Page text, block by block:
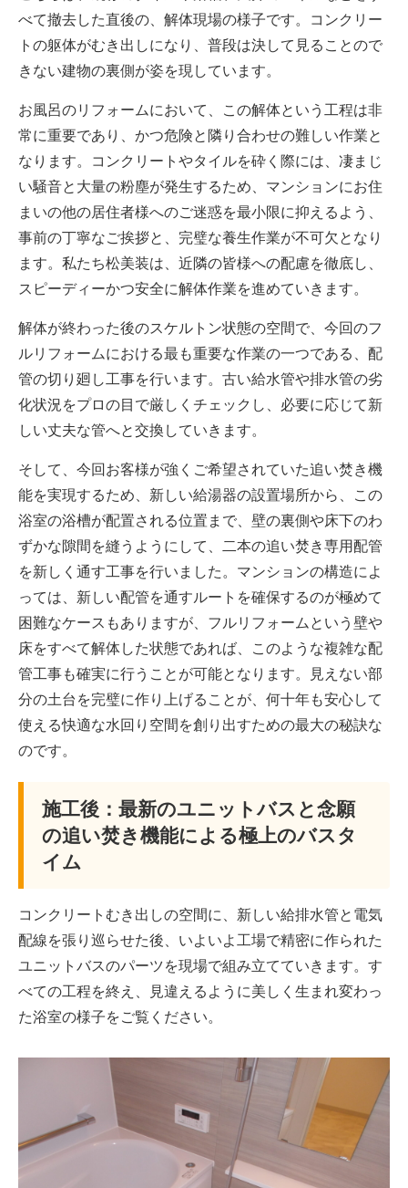
べて撤去した直後の、解体現場の様子です。コンクリー
トの躯体がむき出しになり、普段は決して見ることので
きない建物の裏側が姿を現しています。
お風呂のリフォームにおいて、この解体という工程は非
常に重要であり、かつ危険と隣り合わせの難しい作業と
なります。コンクリートやタイルを砕く際には、凄まじ
い騒音と大量の粉塵が発生するため、マンションにお住
まいの他の居住者様へのご迷惑を最小限に抑えるよう、
事前の丁寧なご挨拶と、完璧な養生作業が不可欠となり
ます。私たち松美装は、近隣の皆様への配慮を徹底し、
スピーディーかつ安全に解体作業を進めていきます。
解体が終わった後のスケルトン状態の空間で、今回のフ
ルリフォームにおける最も重要な作業の一つである、配
管の切り廻し工事を行います。古い給水管や排水管の劣
化状況をプロの目で厳しくチェックし、必要に応じて新
しい丈夫な管へと交換していきます。
そして、今回お客様が強くご希望されていた追い焚き機
能を実現するため、新しい給湯器の設置場所から、この
浴室の浴槽が配置される位置まで、壁の裏側や床下のわ
ずかな隙間を縫うようにして、二本の追い焚き専用配管
を新しく通す工事を行いました。マンションの構造によ
っては、新しい配管を通すルートを確保するのが極めて
困難なケースもありますが、フルリフォームという壁や
床をすべて解体した状態であれば、このような複雑な配
管工事も確実に行うことが可能となります。見えない部
分の土台を完璧に作り上げることが、何十年も安心して
使える快適な水回り空間を創り出すための最大の秘訣な
のです。
施工後：最新のユニットバスと念願
の追い焚き機能による極上のバスタ
イム
コンクリートむき出しの空間に、新しい給排水管と電気
配線を張り巡らせた後、いよいよ工場で精密に作られた
ユニットバスのパーツを現場で組み立てていきます。す
べての工程を終え、見違えるように美しく生まれ変わっ
た浴室の様子をご覧ください。